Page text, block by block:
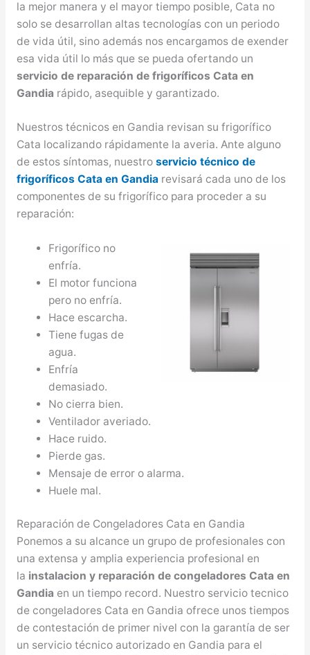
la mejor manera y el mayor tiempo posible, Cata no
solo se desarrollan altas tecnologías con un periodo
de vida útil, sino además nos encargamos de exender
esa vida útil lo más que se pueda ofertando un
servicio de reparación de frigoríficos Cata en
Gandia rápido, asequible y garantizado.
Nuestros técnicos en Gandia revisan su frigorífico
Cata localizando rápidamente la averia. Ante alguno
de estos síntomas, nuestro servicio técnico de
frigoríficos Cata en Gandiarevisará cada uno de los
componentes de su frigorífico para proceder a su
reparación:
Frigorífico no
enfría.
El motor funciona
pero no enfría.
Hace escarcha.
Tiene fugas de
agua.
Enfría
demasiado.
No cierra bien.
Ventilador averiado.
Hace ruido.
Pierde gas.
Mensaje de error o alarma.
Huele mal.
Reparación de Congeladores Cata en Gandia
Ponemos a su alcance un grupo de profesionales con
una extensa y amplia experiencia profesional en
la instalacion y reparación de congeladores Cata en
Gandia en un tiempo record. Nuestro servicio tecnico
de congeladores Cata en Gandia ofrece unos tiempos
de contestación de primer nivel con la garantía de ser
un servicio técnico autorizado en Gandia para el